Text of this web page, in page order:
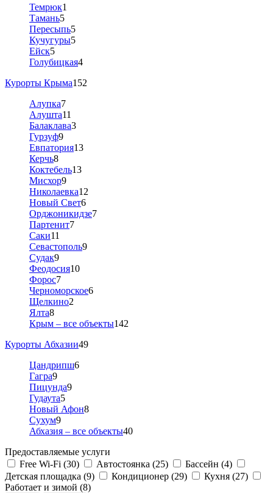
Темрюк1
Тамань5
Пересыпь5
Кучугуры5
Ейск5
Голубицкая4
Курорты Крыма152
Алупка7
Алушта11
Балаклава3
Гурзуф9
Евпатория13
Керчь8
Коктебель13
Мисхор9
Николаевка12
Новый Свет6
Орджоникидзе7
Партенит7
Саки11
Севастополь9
Судак9
Феодосия10
Форос7
Черноморское6
Щелкино2
Ялта8
Крым – все объекты142
Курорты Абхазии49
Цандрипш6
Гагра9
Пицунда9
Гудаута5
Новый Афон8
Сухум9
Абхазия – все объекты40
Предоставляемые услуги
Free Wi-Fi (30)
Автостоянка (25)
Бассейн (4)
Детская площадка (9)
Кондиционер (29)
Кухня (27)
Работает и зимой (8)